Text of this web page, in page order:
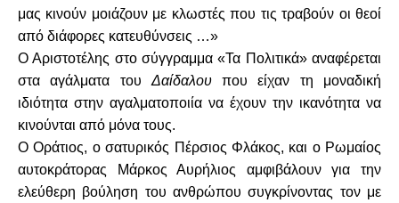
μας κινούν μοιάζουν με κλωστές που τις τραβούν οι θεοί
από διάφορες κατευθύνσεις …»
Ο Αριστοτέλης στο σύγγραμμα «Τα Πολιτικά» αναφέρεται
στα αγάλματα του Δαίδαλουπου είχαν τη μοναδική
ιδιότητα στην αγαλματοποιία να έχουν την ικανότητα να
κινούνται από μόνα τους.
Ο Οράτιος, ο σατυρικός Πέρσιος Φλάκος, και ο Ρωμαίος
αυτοκράτορας Μάρκος Αυρήλιος αμφιβάλουν για την
ελεύθερη βούληση του ανθρώπου συγκρίνοντας τον με